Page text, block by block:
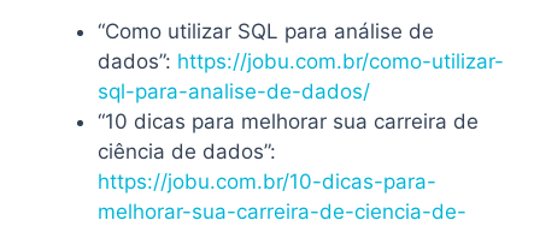
“Como utilizar SQL para análise de
dados”: https://jobu.com.br/como-utilizar-
sql-para-analise-de-dados/
“10 dicas para melhorar sua carreira de
ciência de dados”:
https://jobu.com.br/10-dicas-para-
melhorar-sua-carreira-de-ciencia-de-